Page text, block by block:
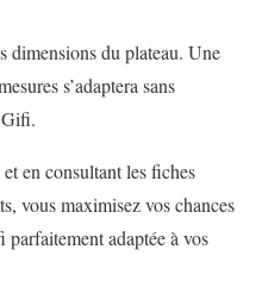
dimensions du plateau. Une
s’adaptera sans
Gifi.
en consultant les fiches
vous maximisez vos chances
adaptée à vos